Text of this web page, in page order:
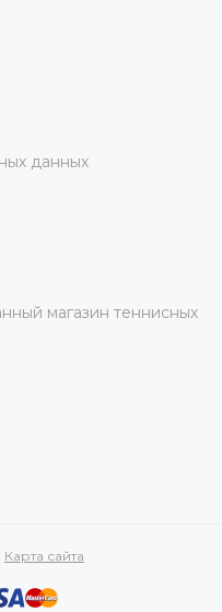
данных
магазин теннисных
Карта сайта